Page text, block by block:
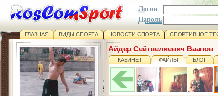
Логин
Пароль
ГЛАВНАЯ ВИДЫ СПОРТА НОВОСТИ СПОРТА СПОРТИВНОЕ
Айдер Сейтвелиевич Ваапов
КАБИНЕТ ФАЙЛЫ БЛОГ